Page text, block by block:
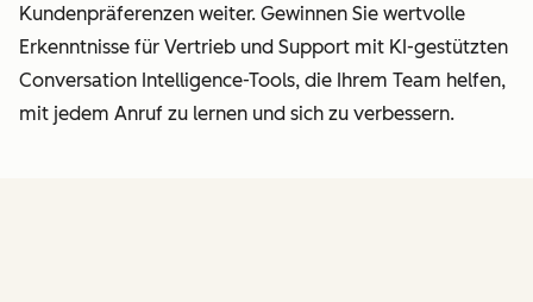
Kundenpräferenzen weiter. Gewinnen Sie wertvolle
Erkenntnisse für Vertrieb und Support mit KI-gestützten
Conversation Intelligence-Tools, die Ihrem Team helfen,
mit jedem Anruf zu lernen und sich zu verbessern.